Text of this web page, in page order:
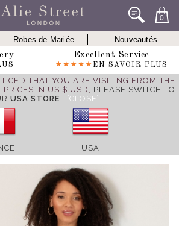
0
Robes de Mariée
Nouveautés
Excellent Service
EN SAVOIR PLUS
THAT YOU ARE VISITING FROM THE
PRICES IN US $ USD, PLEASE SWITCH TO
USA STORE. [CLOSE]
USA